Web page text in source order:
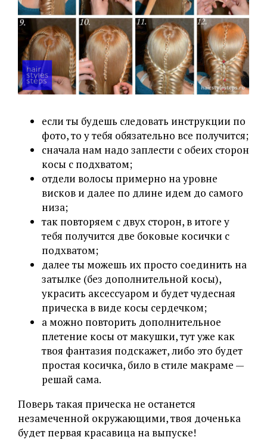
если ты будешь следовать инструкции по
фото, то у тебя обязательно все получится;
сначала нам надо заплести с обеих сторон
косы с подхватом;
отдели волосы примерно на уровне
висков и далее по длине идем до самого
низа;
так повторяем с двух сторон, в итоге у
тебя получится две боковые косички с
подхватом;
далее ты можешь их просто соединить на
затылке (без дополнительной косы),
украсить аксессуаром и будет чудесная
прическа в виде косы сердечком;
а можно повторить дополнительное
плетение косы от макушки, тут уже как
твоя фантазия подскажет, либо это будет
простая косичка, било в стиле макраме —
решай сама.
Поверь такая прическа не останется
незамеченной окружающими, твоя доченька
будет первая красавица на выпуске!